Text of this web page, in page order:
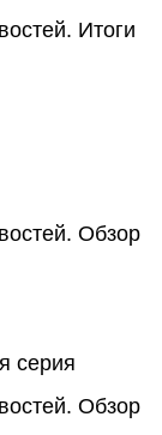
Итоги
Обзор
серия
Обзор